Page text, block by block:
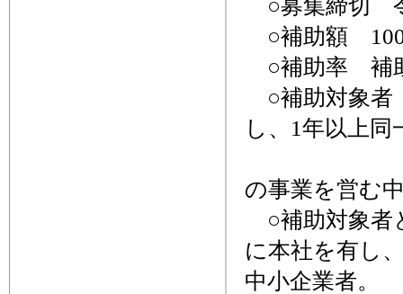
○募集締切
○補助額 100
○補助率 補
○補助対象者
し、1年以上
の事業を営む
○補助対象者
に本社を有し
中小企業者。